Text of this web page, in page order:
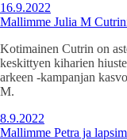
16.9.2022
Mallimme Julia M
Kotimainen Cutrin on
keskittyen kiharien
arkeen -kampanjan
M.
8.9.2022
Mallimme Petra ja